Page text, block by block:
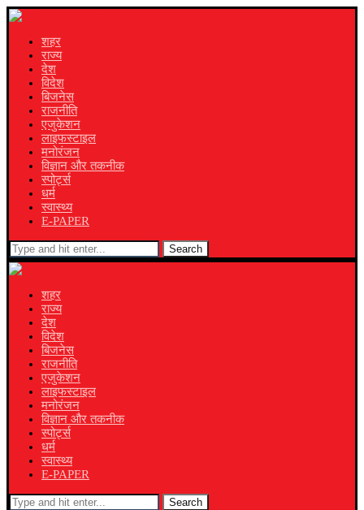
शहर
राज्य
देश
विदेश
बिजनेस
राजनीति
एजुकेशन
लाइफस्टाइल
मनोरंजन
विज्ञान और तकनीक
स्पोर्ट्स
धर्म
स्वास्थ्य
E-PAPER
Search
शहर
राज्य
देश
विदेश
बिजनेस
राजनीति
एजुकेशन
लाइफस्टाइल
मनोरंजन
विज्ञान और तकनीक
स्पोर्ट्स
धर्म
स्वास्थ्य
E-PAPER
Search